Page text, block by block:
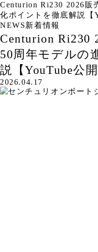
Centurion Ri230 2026販
化ポイントを徹底解説【
NEWS新着情報
Centurion Ri230
50周年モデルの
説【YouTube公開
2026.04.17